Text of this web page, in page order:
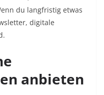
du langfristig etwas
digitale
anbieten